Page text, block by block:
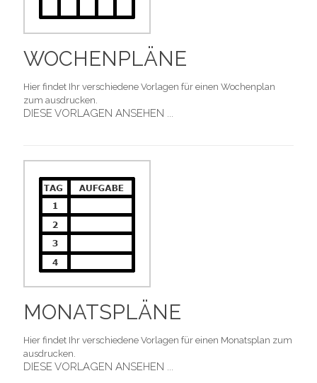
WOCHENPLÄNE
Hier findet Ihr verschiedene Vorlagen für einen Wochenplan
zum ausdrucken.
DIESE VORLAGEN ANSEHEN ...
MONATSPLÄNE
Hier findet Ihr verschiedene Vorlagen für einen Monatsplan zum
ausdrucken.
DIESE VORLAGEN ANSEHEN ...